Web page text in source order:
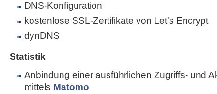
DNS-Konfiguration
kostenlose SSL-Zertifikate von Let's Encrypt
dynDNS
Statistik
Anbindung einer ausführlichen Zugriffs- und
mittels Matomo